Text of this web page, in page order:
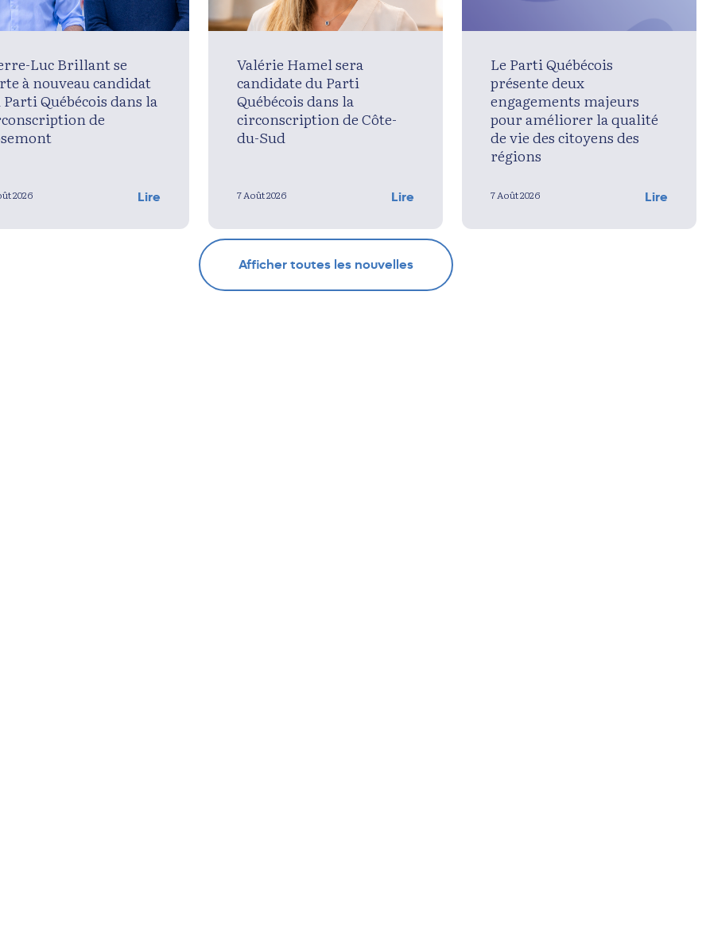
Luc Brillant se
à nouveau candidat
Québécois dans la
de
2026 Lire
Valérie Hamel sera
candidate du Parti
Québécois dans la
circonscription de Côte-
du-Sud
7 Août 2026 Lire
Le Parti Québécois
présente deux
engagements majeurs
pour améliorer la qualité
de vie des citoyens des
régions
7 Août 2026 Lire
Afficher toutes les nouvelles